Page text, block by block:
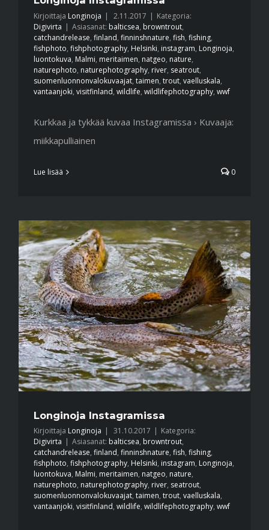
Kirjoittaja Longinoja | 2.11.2017 | Kategoria:
Digivirta | Asiasanat: balticsea, browntrout,
catchandrelease, finland, finninshnature, fish, fishing,
fishphoto, fishphotography, Helsinki, instagram, Longinoja,
luontokuva, Malmi, meritaimen, natgeo, nature,
naturephoto, naturephotography, river, seatrout,
suomenluonnonvalokuvaajat, taimen, trout, vaelluskala,
vantaanjoki, visitfinland, wildlife, wildlifephotography, wwf
Kurkkaa ja tykkää kuvaa Instagramissa › Kuvaaja:
miikkapulliainen
Lue lisää 0
Longinoja Instagramissa
Kirjoittaja Longinoja 31.10.2017
Kategoria:
Digivirta
Asiasanat: balticsea, browntrout,
catchandrelease, finland, finninshnature, fish, fishing,
fishphoto, fishphotography, Helsinki, instagram, Longinoja,
luontokuva, Malmi, meritaimen, natgeo, nature,
naturephoto, naturephotography, river, seatrout,
suomenluonnonvalokuvaajat, taimen, trout, vaelluskala,
vantaanjoki, visitfinland, wildlife, wildlifephotography, wwf